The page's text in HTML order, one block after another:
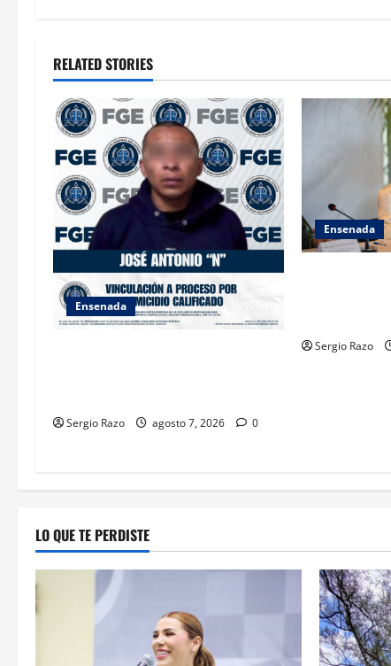
i
g
a
t
i
o
n
RELATED STORIES
Ensenada
Sergio Razo agosto 7, 2026 0
Ensenada
Sergio Razo
LO QUE TE PERDISTE